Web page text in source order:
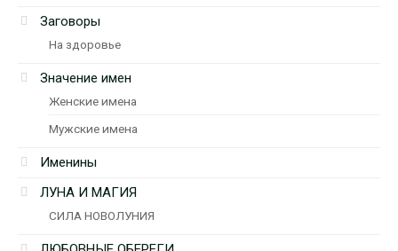
Заговоры
На здоровье
Значение имен
Женские имена
Мужские имена
Именины
ЛУНА И МАГИЯ
СИЛА НОВОЛУНИЯ